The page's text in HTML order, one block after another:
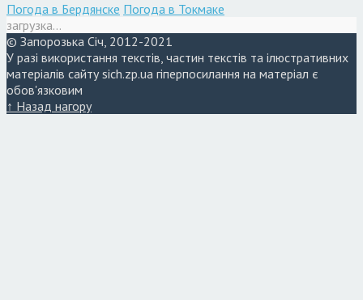
Погода в Бердянске Погода в Токмаке
загрузка...
© Запорозька Січ, 2012-2021
У разі використання текстів, частин текстів та ілюстративних
матеріалів сайту sich.zp.ua гіперпосилання на матеріал є
обов'язковим
↑ Назад нагору